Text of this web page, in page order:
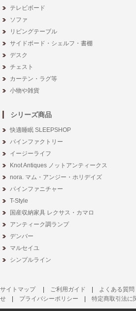
テレビボード
ソファ
リビングテーブル
サイドボード・シェルフ・書棚
デスク
チェスト
カーテン・ラグ等
小物や雑貨
シリーズ商品
快適睡眠 SLEEPSHOP
パインファクトリー
イージーライフ
Knot Antiques ノットアンティークス
nora. マム・アンジー・ホリデイズ
パインファニチャー
T-Style
国産収納家具 レクサス・カマロ
アンティーク調ランプ
デンバー
マルセイユ
シンプルライン
サイトマップ| ご利用ガイド | よくある質問
せ | プライバシーポリシー | 特定商取引法に